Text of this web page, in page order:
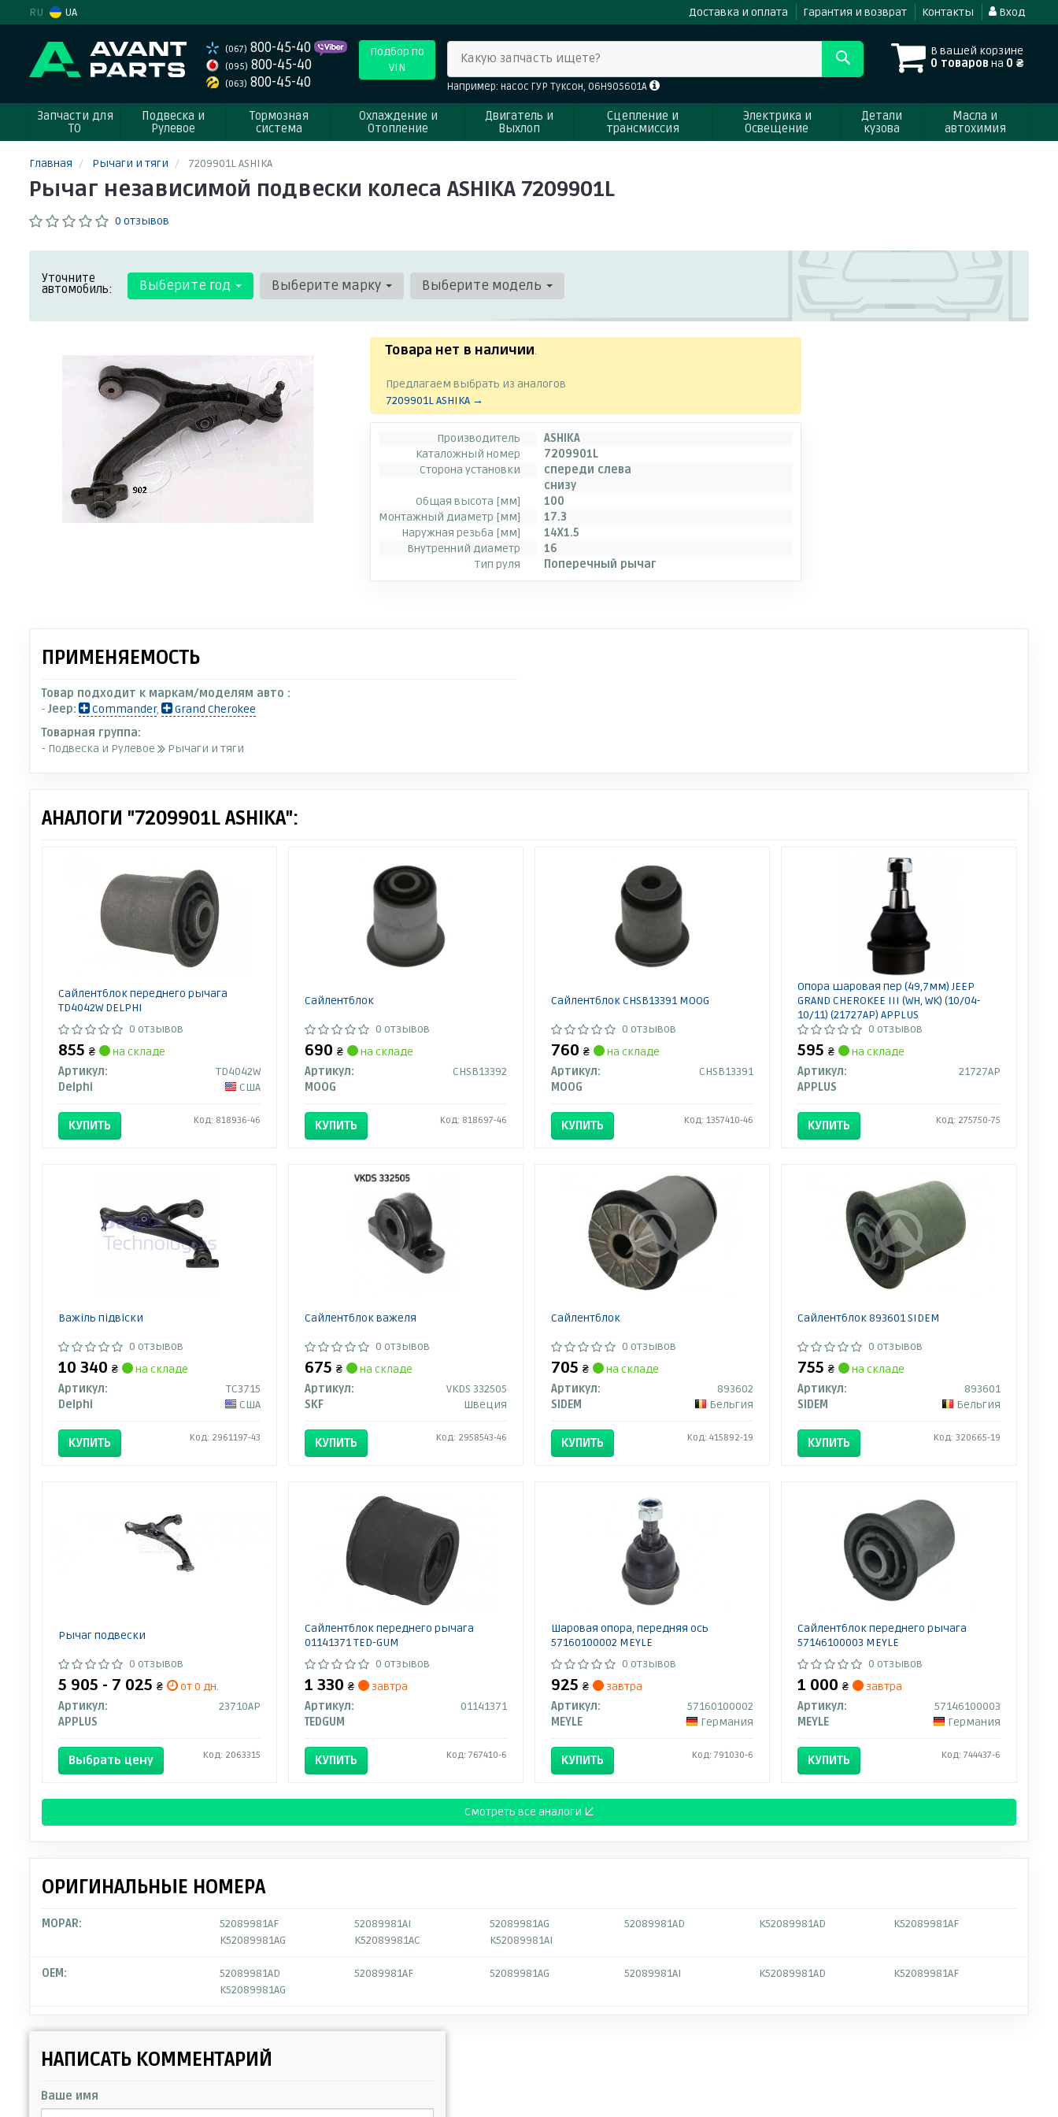
RU UA Доставка и оплата Гарантия и возврат Контакты Вход
(067) 800-45-40
(095) 800-45-40
(063) 800-45-40
Подбор по
VIN
В вашей корзине
0 товаров на 0 ₴
Какую запчасть ищете?
Например: насос ГУР Туксон, 06H905601A
Запчасти для
ТО
Подвеска и
Рулевое
Тормозная
система
Охлаждение и
Отопление
Двигатель и
Выхлоп
Сцепление и
трансмиссия
Электрика и
Освещение
Детали
кузова
Масла и
автохимия
Главная Рычаги и тяги 7209901L ASHIKA
Рычаг независимой подвески колеса ASHIKA 7209901L
0 отзывов
Уточните
автомобиль: Выберите год Выберите марку Выберите модель
Товара нет в наличии.
Предлагаем выбрать из аналогов
7209901L ASHIKA →
Производитель
ASHIKA
Каталожный номер
7209901L
Сторона установки
спереди слева
снизу
Общая высота [мм]
100
Монтажный диаметр [мм]
17.3
Наружная резьба [мм]
14X1.5
Внутренний диаметр
16
Тип руля
Поперечный рычаг
ПРИМЕНЯЕМОСТЬ
Товар подходит к маркам/моделям авто :
- Jeep: Commander,
Grand Cherokee
Товарная группа:
- Подвеска и Рулевое
Рычаги и тяги
АНАЛОГИ "7209901L ASHIKA":
Сайлентблок переднего рычага
TD4042W DELPHI
0 отзывов
855 ₴
на складе
Артикул:
TD4042W
Delphi
США
КУПИТЬ Код: 818936-46
Сайлентблок
0 отзывов
690 ₴
на складе
Артикул:
CHSB13392
MOOG
КУПИТЬ Код: 818697-46
Сайлентблок CHSB13391 MOOG
0 отзывов
760 ₴
на складе
Артикул:
CHSB13391
MOOG
КУПИТЬ Код: 1357410-46
Опора шаровая пер (49,7мм) JEEP
GRAND CHEROKEE III (WH, WK) (10/04-
10/11) (21727AP) APPLUS
0 отзывов
595₴
на складе
Артикул:
21727AP
APPLUS
КУПИТЬ Код: 275750-75
Важіль підвіски
0 отзывов
10 340 ₴
на складе
Артикул:
TC3715
Delphi
США
КУПИТЬ Код: 2961197-43
Сайлентблок важеля
0 отзывов
675 ₴
на складе
Артикул:
VKDS 332505
SKF
Швеция
КУПИТЬ Код: 2958543-46
Сайлентблок
0 отзывов
705 ₴
на складе
Артикул:
893602
SIDEM
Бельгия
КУПИТЬ Код: 415892-19
Сайлентблок 893601 SIDEM
0 отзывов
755₴
на складе
Артикул:
893601
SIDEM
Бельгия
КУПИТЬ Код: 320665-19
Рычаг подвески
0 отзывов
5 905 - 7 025 ₴
от 0 дн.
Артикул:
23710AP
APPLUS
Выбрать цену Код: 2063315
Сайлентблок переднего рычага
01141371 TED-GUM
0 отзывов
1 330 ₴
завтра
Артикул:
01141371
TEDGUM
КУПИТЬ Код: 767410-6
Шаровая опора, передняя ось
57160100002 MEYLE
0 отзывов
925 ₴
завтра
Артикул:
57160100002
MEYLE
Германия
КУПИТЬ Код: 791030-6
Сайлентблок переднего рычага
57146100003 MEYLE
0 отзывов
1 000₴
завтра
Артикул:
57146100003
MEYLE
Германия
КУПИТЬ Код: 744437-6
Смотреть все аналоги ↓
ОРИГИНАЛЬНЫЕ НОМЕРА
MOPAR: 52089981AF 52089981AI 52089981AG 52089981AD K52089981AD
K52089981AF
K52089981AG
K52089981AC K52089981AI
OEM: 52089981AD 52089981AF 52089981AG 52089981AI K52089981AD
K52089981AF
K52089981AG
НАПИСАТЬ КОММЕНТАРИЙ
Ваше имя